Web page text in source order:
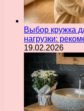
Выбор кружка
нагрузки:
19.02.2026